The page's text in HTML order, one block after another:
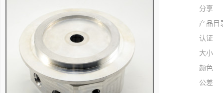
分享
产品目
认证
大小
颜色
公差